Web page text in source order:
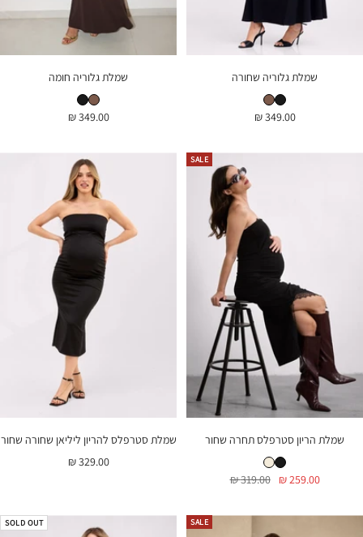
שמלת גלוריה שחורה
שמלת גלוריה שחורה
שמלת גלוריה חומה
מחיר
349.00 ₪
שמלת גלוריה חומה
שמלת גלוריה חומהשמלת גלוריה שחורה
מחיר
349.00 ₪
SALE
שמלת הריון סטרפלס תחרה שחור
שמלת הריון סטרפלס תחרה שחורשמלת הריון סטרפלס תחרה שמנת
מחיר
259.00 ₪
מחיר
319.00 ₪
שמלת סטרפלס להריון ליליאן שחורה שחור
מחיר
329.00 ₪
SALE
SOLD OUT